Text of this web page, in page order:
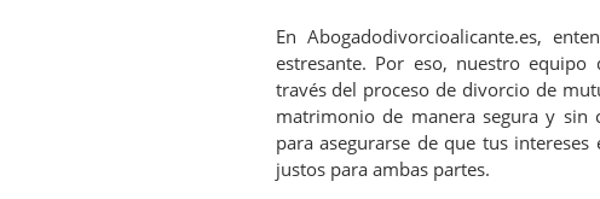
En Abogadodivorcioalicante.es,
estresante. Por eso, nuestro equipo
través del proceso de divorcio de
matrimonio de manera segura y sin
para asegurarse de que tus
justos para ambas partes.